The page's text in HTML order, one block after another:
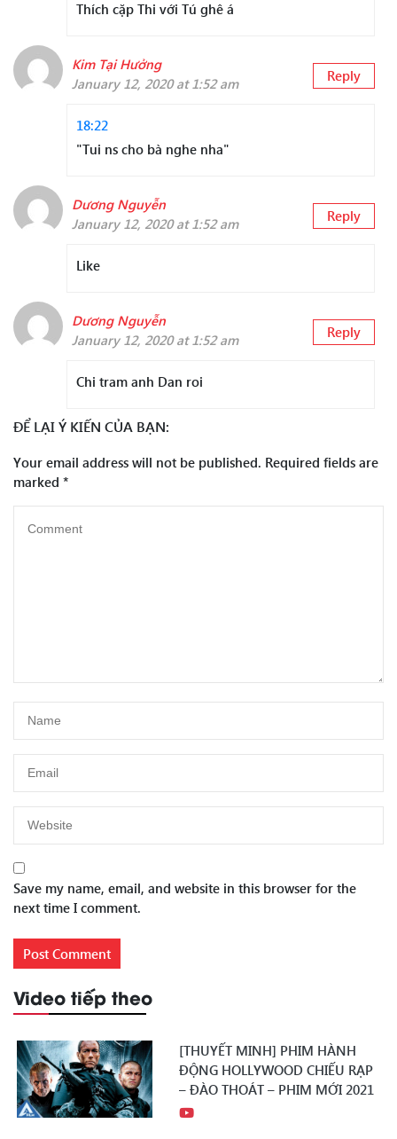
Thích cặp Thi với Tú ghê á
Kim Tại Hưởng
January 12, 2020 at 1:52 am
Reply
18:22
"Tui ns cho bà nghe nha"
Dương Nguyễn
January 12, 2020 at 1:52 am
Reply
Like
Dương Nguyễn
January 12, 2020 at 1:52 am
Reply
Chi tram anh Dan roi
ĐỂ LẠI Ý KIẾN CỦA BẠN:
Your email address will not be published. Required fields are
marked *
Save my name, email, and website in this browser for the
next time I comment.
Video tiếp theo
[THUYẾT MINH] PHIM HÀNH
ĐỘNG HOLLYWOOD CHIẾU RẠP
– ĐÀO THOÁT – PHIM MỚI 2021